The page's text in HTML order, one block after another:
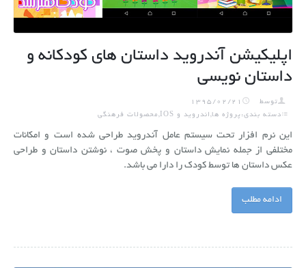
اپلیکیشن آندروید داستان های کودکانه و
داستان نویسی
توسط
1395/02/21
دسته بندی:پروژه ها,اندروید و IOS,محصولات فرهنگی
این نرم افزار تحت سیستم عامل آندروید طراحی شده است و امکانات
مختلفی از جمله نمایش داستان و پخش صوت ، نوشتن داستان و طراحی
عکس داستان ها توسط کودک را دارا می باشد.
ادامه مطلب